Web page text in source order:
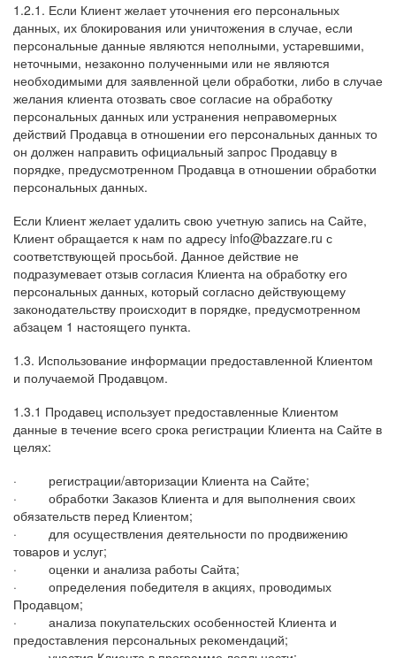
1.2.1. Если Клиент желает уточнения его персональных
данных, их блокирования или уничтожения в случае, если
персональные данные являются неполными, устаревшими,
неточными, незаконно полученными или не являются
необходимыми для заявленной цели обработки, либо в случае
желания клиента отозвать свое согласие на обработку
персональных данных или устранения неправомерных
действий Продавца в отношении его персональных данных то
он должен направить официальный запрос Продавцу в
порядке, предусмотренном Продавца в отношении обработки
персональных данных.
Если Клиент желает удалить свою учетную запись на Сайте,
Клиент обращается к нам по адресу info@bazzare.ru с
соответствующей просьбой. Данное действие не
подразумевает отзыв согласия Клиента на обработку его
персональных данных, который согласно действующему
законодательству происходит в порядке, предусмотренном
абзацем 1 настоящего пункта.
1.3. Использование информации предоставленной Клиентом
и получаемой Продавцом.
1.3.1 Продавец использует предоставленные Клиентом
данные в течение всего срока регистрации Клиента на Сайте в
целях:
·
регистрации/авторизации Клиента на Сайте;
·
обработки Заказов Клиента и для выполнения своих
обязательств перед Клиентом;
·
для осуществления деятельности по продвижению
товаров и услуг;
·
оценки и анализа работы Сайта;
·
определения победителя в акциях, проводимых
Продавцом;
·
анализа покупательских особенностей Клиента и
предоставления персональных рекомендаций;